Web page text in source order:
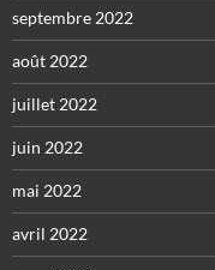
septembre 2022
août 2022
juillet 2022
juin 2022
mai 2022
avril 2022